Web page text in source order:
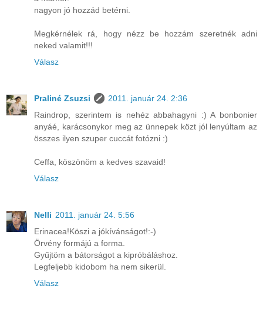
nagyon jó hozzád betérni.
Megkérnélek rá, hogy nézz be hozzám szeretnék adni
neked valamit!!!
Válasz
Praliné Zsuzsi
2011. január 24. 2:36
Raindrop, szerintem is nehéz abbahagyni :) A bonbonier
anyáé, karácsonykor meg az ünnepek közt jól lenyúltam az
összes ilyen szuper cuccát fotózni :)
Ceffa, köszönöm a kedves szavaid!
Válasz
Nelli 2011. január 24. 5:56
Erinacea!Köszi a jókívánságot!:-)
Örvény formájú a forma.
Gyűjtöm a bátorságot a kipróbáláshoz.
Legfeljebb kidobom ha nem sikerül.
Válasz